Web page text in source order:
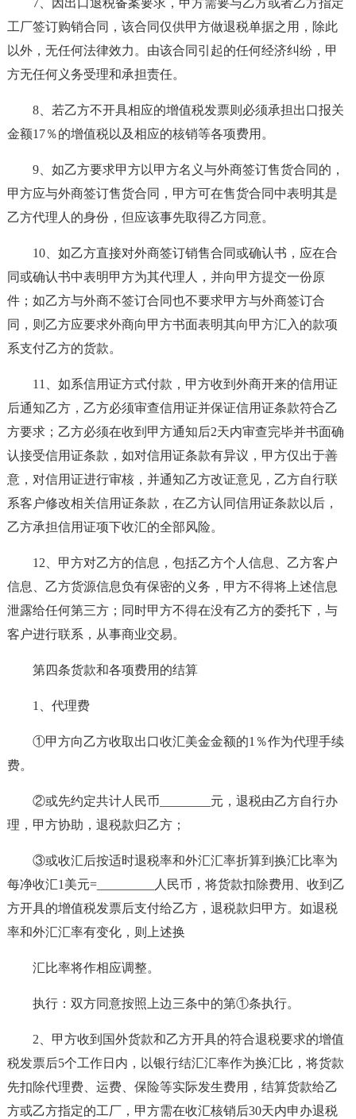
7、因出口退税备案要求，甲方需要与乙方或者乙方指定
工厂签订购销合同，该合同仅供甲方做退税单据之用，除此
以外，无任何法律效力。由该合同引起的任何经济纠纷，甲
方无任何义务受理和承担责任。
8、若乙方不开具相应的增值税发票则必须承担出口报关
金额17％的增值税以及相应的核销等各项费用。
9、如乙方要求甲方以甲方名义与外商签订售货合同的，
甲方应与外商签订售货合同，甲方可在售货合同中表明其是
乙方代理人的身份，但应该事先取得乙方同意。
10、如乙方直接对外商签订销售合同或确认书，应在合
同或确认书中表明甲方为其代理人，并向甲方提交一份原
件；如乙方与外商不签订合同也不要求甲方与外商签订合
同，则乙方应要求外商向甲方书面表明其向甲方汇入的款项
系支付乙方的货款。
11、如系信用证方式付款，甲方收到外商开来的信用证
后通知乙方，乙方必须审查信用证并保证信用证条款符合乙
方要求；乙方必须在收到甲方通知后2天内审查完毕并书面确
认接受信用证条款，如对信用证条款有异议，甲方仅出于善
意，对信用证进行审核，并通知乙方改证意见，乙方自行联
系客户修改相关信用证条款，在乙方认同信用证条款以后，
乙方承担信用证项下收汇的全部风险。
12、甲方对乙方的信息，包括乙方个人信息、乙方客户
信息、乙方货源信息负有保密的义务，甲方不得将上述信息
泄露给任何第三方；同时甲方不得在没有乙方的委托下，与
客户进行联系，从事商业交易。
第四条货款和各项费用的结算
1、代理费
①甲方向乙方收取出口收汇美金金额的1％作为代理手续
费。
②或先约定共计人民币________元，退税由乙方自行办
理，甲方协助，退税款归乙方；
③或收汇后按适时退税率和外汇汇率折算到换汇比率为
每净收汇1美元=_________人民币，将货款扣除费用、收到乙
方开具的增值税发票后支付给乙方，退税款归甲方。如退税
率和外汇汇率有变化，则上述换
汇比率将作相应调整。
执行：双方同意按照上边三条中的第①条执行。
2、甲方收到国外货款和乙方开具的符合退税要求的增值
税发票后5个工作日内，以银行结汇汇率作为换汇比，将货款
先扣除代理费、运费、保险等实际发生费用，结算货款给乙
方或乙方指定的工厂，甲方需在收汇核销后30天内申办退税